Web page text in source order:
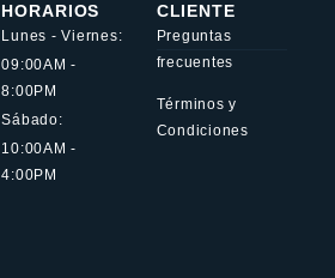
HORARIOS
Lunes - Viernes:
09:00AM -
8:00PM
Sábado:
10:00AM -
4:00PM
CLIENTE
Preguntas
frecuentes
Términos y
Condiciones